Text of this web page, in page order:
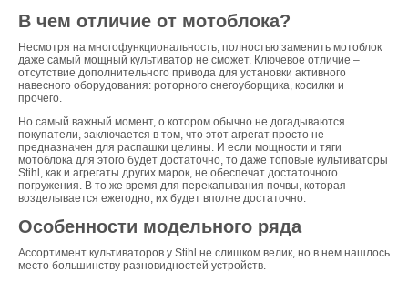
В чем отличие от мотоблока?
Несмотря на многофункциональность, полностью заменить мотоблок
даже самый мощный культиватор не сможет. Ключевое отличие –
отсутствие дополнительного привода для установки активного
навесного оборудования: роторного снегоуборщика, косилки и
прочего.
Но самый важный момент, о котором обычно не догадываются
покупатели, заключается в том, что этот агрегат просто не
предназначен для распашки целины. И если мощности и тяги
мотоблока для этого будет достаточно, то даже топовые культиваторы
Stihl, как и агрегаты других марок, не обеспечат достаточного
погружения. В то же время для перекапывания почвы, которая
возделывается ежегодно, их будет вполне достаточно.
Особенности модельного ряда
Ассортимент культиваторов у Stihl не слишком велик, но в нем нашлось
место большинству разновидностей устройств.